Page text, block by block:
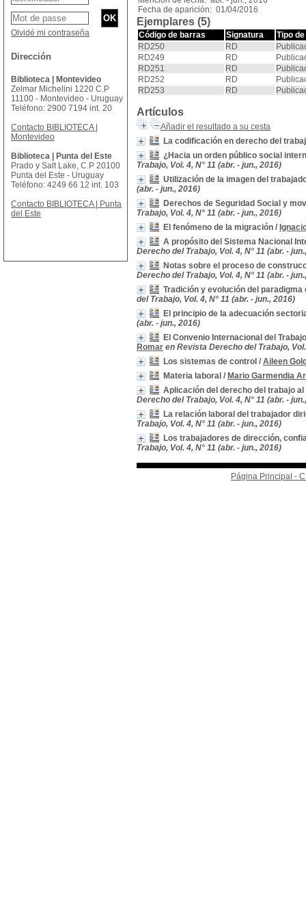
Fecha de aparición: 01/04/2016
Ejemplares (5)
Código de barras Signatura
Tipo
RD250
RD
RD249
RD
RD251
RD
RD252
RD
RD253
RD
Artículos
Añadir el resultado a su cesta
La codificación en derecho del
¿Hacia un orden público social
Trabajo, Vol. 4, N° 11 (abr. - jun., 2016)
Utilización de la imagen del
(abr. - jun., 2016)
Derechos de Seguridad Social y
Trabajo, Vol. 4, N° 11 (abr. - jun., 2016)
El fenómeno de la migración /
A propósito del Sistema Nacional
Derecho del Trabajo, Vol. 4, N° 11 (abr. -
Notas sobre el proceso de
Derecho del Trabajo, Vol. 4, N° 11 (abr. -
Tradición y evolución del
del Trabajo, Vol. 4, N° 11 (abr. - jun., 2016)
El principio de la adecuación
(abr. - jun., 2016)
El Convenio Internacional del
Romar en Revista Derecho del Trabajo,
Los sistemas de control / Aileen
Materia laboral / Mario Garmendia
Aplicación del derecho del trabajo
Derecho del Trabajo, Vol. 4, N° 11 (abr. -
La relación laboral del trabajador
Trabajo, Vol. 4, N° 11 (abr. - jun., 2016)
Los trabajadores de dirección,
Trabajo, Vol. 4, N° 11 (abr. - jun., 2016)
Página Principal -
Olvidé mi contraseña
Dirección
Biblioteca | Montevideo
Zelmar Michelini 1220 C.P
11100 - Montevideo - Uruguay
Teléfono: 2900 7194 int. 20
Contacto BIBLIOTECA |
Montevideo
Biblioteca | Punta del Este
Prado y Salt Lake, C.P 20100
Punta del Este - Uruguay
Teléfono: 4249 66 12 int. 103
Contacto BIBLIOTECA | Punta
del Este